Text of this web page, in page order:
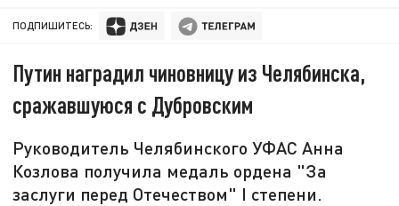
ПОДПИШИТЕСЬ:
Путин наградил чиновницу из Челябинска,
сражавшуюся с Дубровским
Руководитель Челябинского УФАС Анна
Козлова получила медаль ордена "За
заслуги перед Отечеством" I степени.